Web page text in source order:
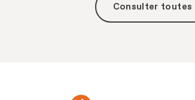
Consulter toutes